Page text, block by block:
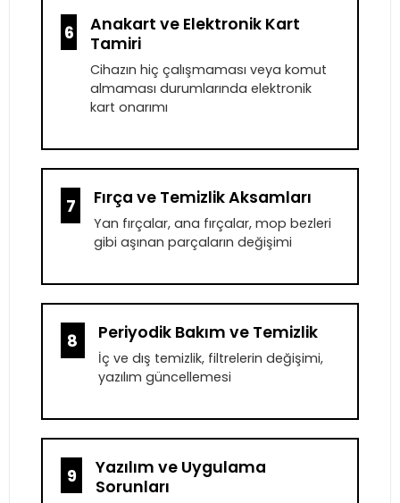
6
Anakart ve Elektronik Kart
Tamiri
Cihazın hiç çalışmaması veya komut
almaması durumlarında elektronik
kart onarımı
7 Fırça ve Temizlik Aksamları
Yan fırçalar, ana fırçalar, mop bezleri
gibi aşınan parçaların değişimi
8 Periyodik Bakım ve Temizlik
İç ve dış temizlik, filtrelerin değişimi,
yazılım güncellemesi
9
Yazılım ve Uygulama
Sorunları